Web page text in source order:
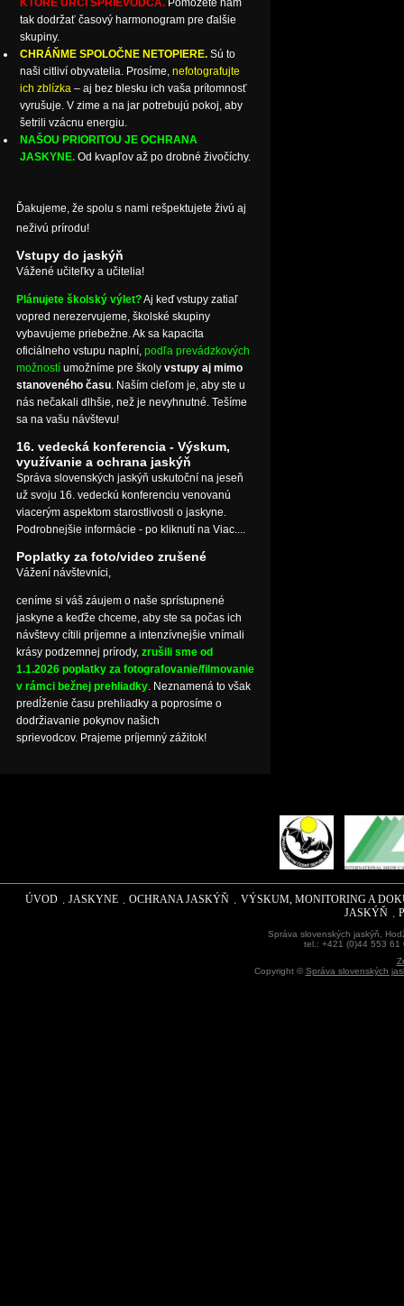
tak dodržať časový harmonogram pre ďalšie
skupiny.
CHRÁŇME SPOLOČNE NETOPIERE. Sú to
naši citliví obyvatelia. Prosíme, nefotografujte
ich zblízka – aj bez blesku ich vaša prítomnosť
vyrušuje. V zime a na jar potrebujú pokoj, aby
šetrili vzácnu energiu.
NAŠOU PRIORITOU JE OCHRANA
JASKYNE. Od kvapľov až po drobné živočíchy.
Ďakujeme, že spolu s nami rešpektujete živú aj
neživú prírodu!
Vstupy do jaskýň
Vážené učiteľky a učitelia!
Plánujete školský výlet?Aj keď vstupy zatiaľ
vopred nerezervujeme, školské skupiny
vybavujeme priebežne. Ak sa kapacita
oficiálneho vstupu naplní, podľa prevádzkových
možností umožníme pre školy vstupy aj mimo
stanoveného času . Naším cieľom je, aby ste u
nás nečakali dlhšie, než je nevyhnutné. Tešíme
sa na vašu návštevu!
16. vedecká konferencia - Výskum,
využívanie a ochrana jaskýň
Správa slovenských jaskýň uskutoční na jeseň
už svoju 16. vedeckú konferenciu venovanú
viacerým aspektom starostlivosti o jaskyne.
Podrobnejšie informácie - po kliknutí na Viac....
Poplatky za foto/video zrušené
Vážení návštevníci,
ceníme si váš záujem o naše sprístupnené
jaskyne a keďže chceme, aby ste sa počas ich
návštevy cítili príjemne a intenzívnejšie vnímali
krásy podzemnej prírody, zrušili sme od
1.1.2026 poplatky za fotografovanie/filmovanie
v rámci bežnej prehliadky . Neznamená to však
predĺženie času prehliadky a poprosíme o
dodržiavanie pokynov našich
sprievodcov. Prajeme príjemný zážitok!
ÚVOD JASKYNE OCHRANA JASKÝŇ
VÝSKUM, MONITORING A
JASKÝŇ
Správa slovenských jaskýň,
tel.: +421 (0)44 553
Copyright ©Správa slovenských